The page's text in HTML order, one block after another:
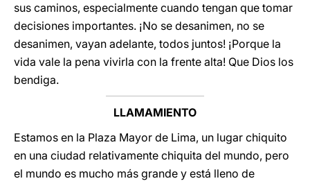
sus caminos, especialmente cuando tengan que tomar
decisiones importantes. ¡No se desanimen, no se
desanimen, vayan adelante, todos juntos! ¡Porque la
vida vale la pena vivirla con la frente alta! Que Dios los
bendiga.
LLAMAMIENTO
Estamos en la Plaza Mayor de Lima, un lugar chiquito
en una ciudad relativamente chiquita del mundo, pero
el mundo es mucho más grande y está lleno de